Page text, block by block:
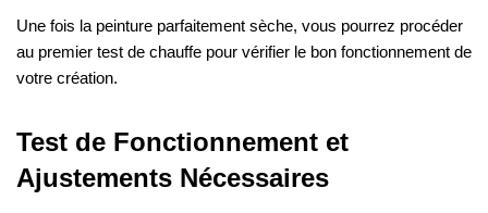
Une fois la peinture parfaitement sèche, vous pourrez procéder
au premier test de chauffe pour vérifier le bon fonctionnement de
votre création.
Test de Fonctionnement et
Ajustements Nécessaires